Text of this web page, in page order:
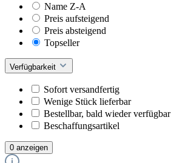
Name Z-A
Preis aufsteigend
Preis absteigend
Topseller
Verfügbarkeit
Sofort versandfertig
Wenige Stück lieferbar
Bestellbar, bald wieder verfügbar
Beschaffungsartikel
0 anzeigen